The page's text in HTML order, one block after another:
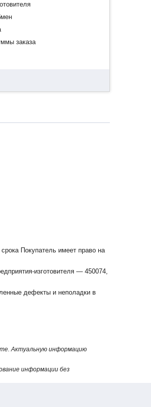
заказа
Покупатель имеет право на
изготовителя — 450074,
дефекты и неполадки в
Актуальную информацию
информации без